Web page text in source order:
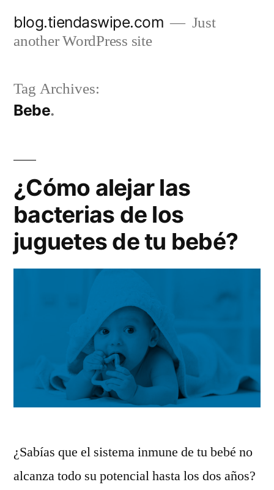
blog.tiendaswipe.com
Just
another WordPress site
Tag Archives:
Bebe
¿Cómo alejar las
bacterias de los
juguetes de tu bebé?
¿Sabías que el sistema inmune de tu bebé no
alcanza todo su potencial hasta los dos años?